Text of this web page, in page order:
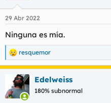
29 Abr 2022
Ninguna es mía.
R
e
c
i
resquemor
Edelweiss
180% subnormal